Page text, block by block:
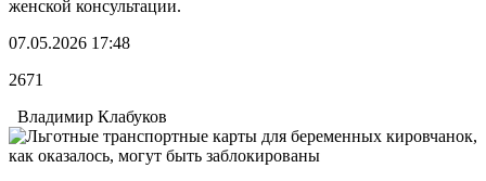
женской консультации.
07.05.2026 17:48
2671
Владимир Клабуков